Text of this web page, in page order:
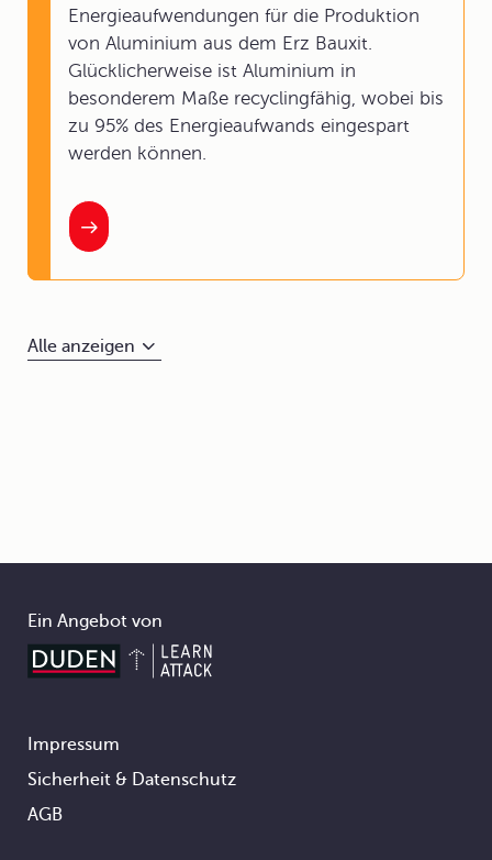
Energieaufwendungen für die Produktion
von Aluminium aus dem Erz Bauxit.
Glücklicherweise ist Aluminium in
besonderem Maße recyclingfähig, wobei bis
zu 95% des Energieaufwands eingespart
werden können.
Alle anzeigen
Ein Angebot von
Footer
Impressum
Sicherheit & Datenschutz
AGB